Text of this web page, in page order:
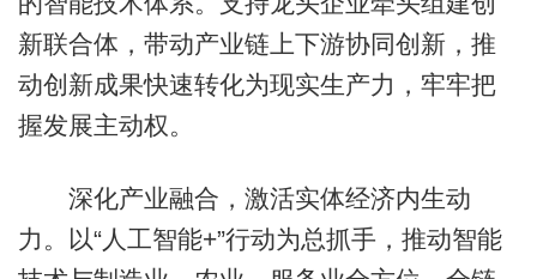
新联合体，带动产业链上下游协同创新，推
动创新成果快速转化为现实生产力，牢牢把
握发展主动权。
深化产业融合，激活实体经济内生动
力。以“人工智能+”行动为总抓手，推动智能